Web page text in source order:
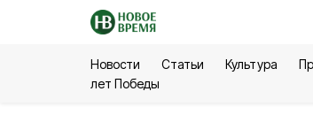
Новости Статьи Культура
лет Победы